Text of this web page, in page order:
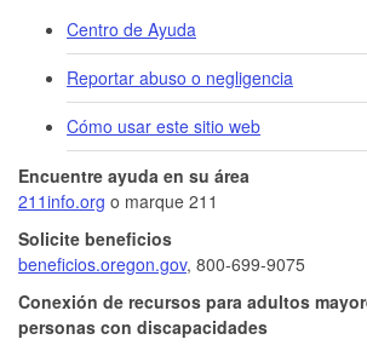
Centro de Ayuda
Reportar abuso o negligencia
Cómo usar este sitio web
Encuentre ayuda en su área
211info.org o marque 211
Solicite beneficios
beneficios.oregon.gov, 800-699-9075
Conexión de recursos para adultos
personas con discapacidades